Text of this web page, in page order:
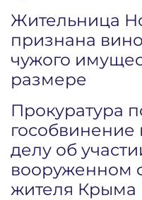
Жительница
признана
чужого
размере
Прокуратура
гособвинение
делу об
вооруженном
жителя Крыма